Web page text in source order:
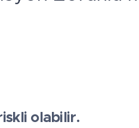
olabilir.